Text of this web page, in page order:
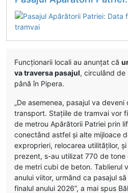
Funcționarii locali au anunțat că
va traversa pasajul, circulând de
până în Pipera.
„De asemenea, pasajul va
transport. Stațiile de tramvai vor
de metrou Apărătorii Patriei prin
conectând astfel și alte mijloace
exproprieri, relocarea utilităților,
prezent, s-au utilizat 770 de
de metri cubi de beton. Tablierul
anului viitor, urmând ca pasajul
finalul anului 2026”, a mai spus